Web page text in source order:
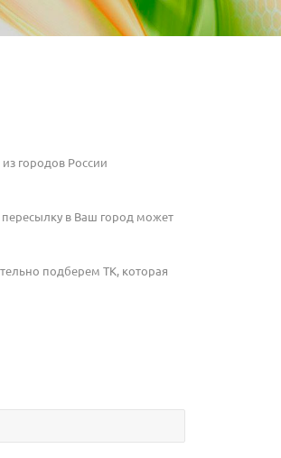
городов России
пересылку в Ваш город может
подберем ТК, которая